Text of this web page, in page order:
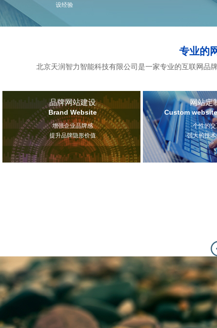
设经验
专业的
北京天润智力智能科技有限公司是一家专业的互联网品
品牌网站建设
Brand Website
增强企业品牌感
提升品牌隐形价值
网站定
Custom
个性的
强大的技